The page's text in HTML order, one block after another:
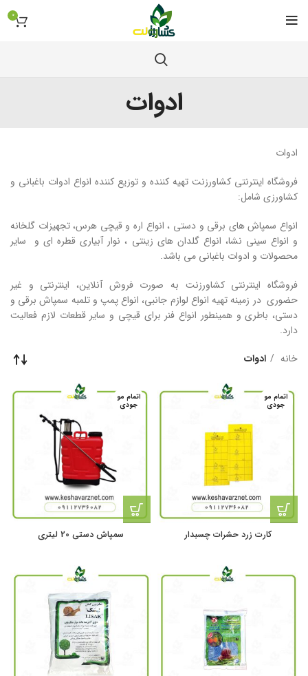
0
ادوات
ادوات
فروشگاه اینترنتی کشاورزنت تهیه کننده و توزیع کننده انواع ادوات باغبانی و
کشاورزی شامل:
انواع سمپاش های برقی و دستی ، انواع اره و قیچی هرس، تجهیزات گلخانه
و انواع سینی نشا، انواع گلدان های زینتی ، نوار آبیاری قطره ای و سایر
محصولات و ادوات باغبانی می باشد.
فروشگاه اینترنتی کشاورزنت به صورت فروش آنلاین، اینترنتی و غیر
حضوری در زمینه تهیه انواع لوازم جانبی، انواع پمپ و تلمبه سمپاش برقی و
دستی، باطری و همینطور انواع فنر برای قیچی و سایر قطعات لازم فعالیت
دارد.
خانه
ادوات
اتمام مو
جودی
کارت زرد حشرات چسبدار
اتمام مو
جودی
سمپاش دستی 20 لیتری